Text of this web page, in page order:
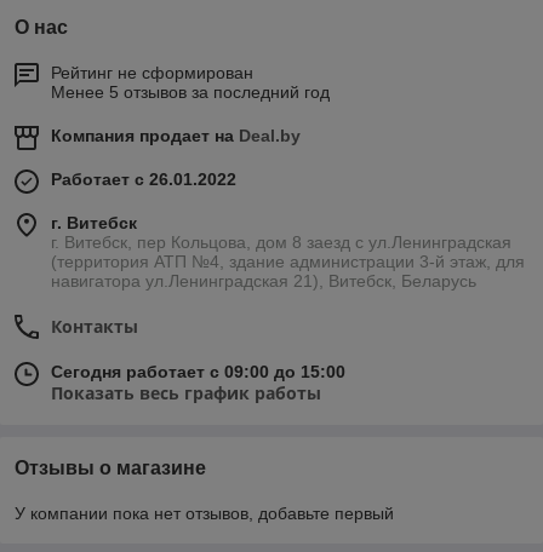
О нас
Рейтинг не сформирован
Менее 5 отзывов за последний год
Компания продает на Deal.by
Работает с 26.01.2022
г. Витебск
г. Витебск, пер Кольцова, дом 8 заезд с ул.Ленинградская
(территория АТП №4, здание администрации 3-й этаж, для
навигатора ул.Ленинградская 21), Витебск, Беларусь
Контакты
Сегодня работает с 09:00 до 15:00
Показать весь график работы
Отзывы о магазине
У компании пока нет отзывов, добавьте первый